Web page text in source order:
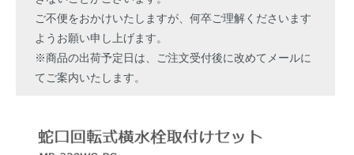
ご不便をおかけいたしますが、何卒ご理解くださいます
ようお願い申し上げます。
※商品の出荷予定日は、ご注文受付後に改めてメールに
てご案内いたします。